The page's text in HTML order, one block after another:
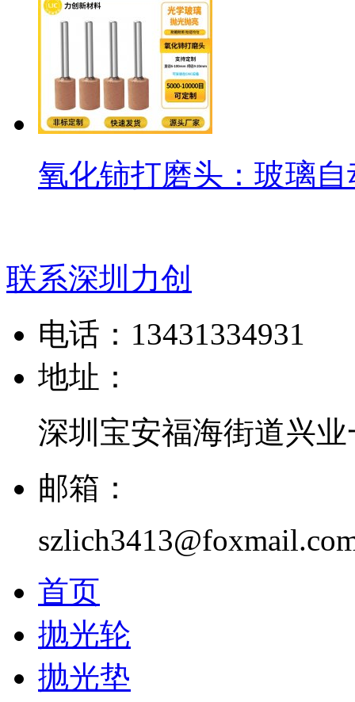
氧化铈打磨头：玻璃
联系深圳力创
电话：13431334931
地址：
深圳宝安福海街道兴业
邮箱：
首页
抛光轮
抛光垫